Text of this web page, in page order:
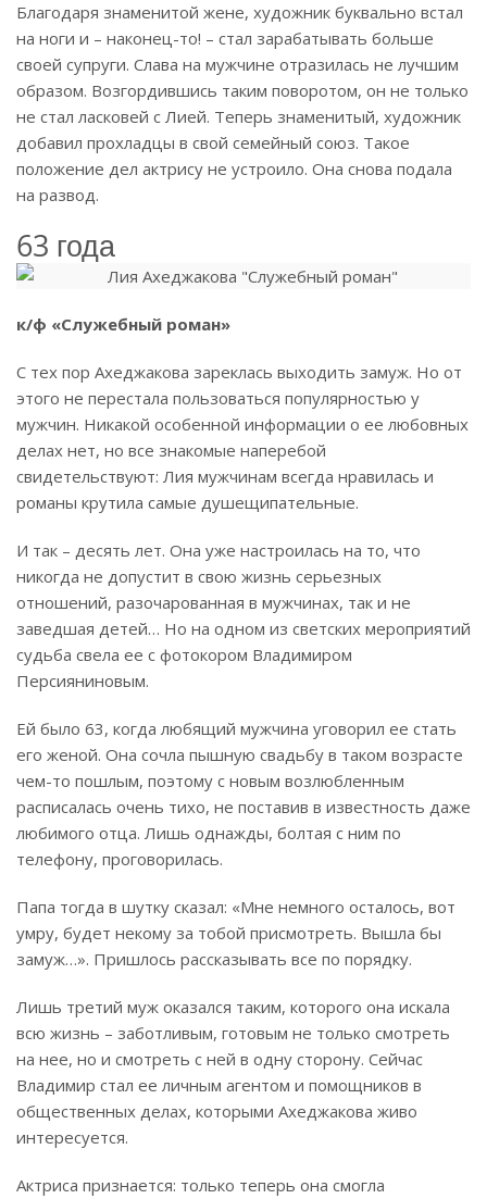
Благодаря знаменитой жене, художник буквально встал
на ноги и – наконец-то! – стал зарабатывать больше
своей супруги. Слава на мужчине отразилась не лучшим
образом. Возгордившись таким поворотом, он не только
не стал ласковей с Лией. Теперь знаменитый, художник
добавил прохладцы в свой семейный союз. Такое
положение дел актрису не устроило. Она снова подала
на развод.
63 года
к/ф «Служебный роман»
С тех пор Ахеджакова зареклась выходить замуж. Но от
этого не перестала пользоваться популярностью у
мужчин. Никакой особенной информации о ее любовных
делах нет, но все знакомые наперебой
свидетельствуют: Лия мужчинам всегда нравилась и
романы крутила самые душещипательные.
И так – десять лет. Она уже настроилась на то, что
никогда не допустит в свою жизнь серьезных
отношений, разочарованная в мужчинах, так и не
заведшая детей… Но на одном из светских мероприятий
судьба свела ее с фотокором Владимиром
Персияниновым.
Ей было 63, когда любящий мужчина уговорил ее стать
его женой. Она сочла пышную свадьбу в таком возрасте
чем-то пошлым, поэтому с новым возлюбленным
расписалась очень тихо, не поставив в известность даже
любимого отца. Лишь однажды, болтая с ним по
телефону, проговорилась.
Папа тогда в шутку сказал: «Мне немного осталось, вот
умру, будет некому за тобой присмотреть. Вышла бы
замуж…». Пришлось рассказывать все по порядку.
Лишь третий муж оказался таким, которого она искала
всю жизнь – заботливым, готовым не только смотреть
на нее, но и смотреть с ней в одну сторону. Сейчас
Владимир стал ее личным агентом и помощников в
общественных делах, которыми Ахеджакова живо
интересуется.
Актриса признается: только теперь она смогла